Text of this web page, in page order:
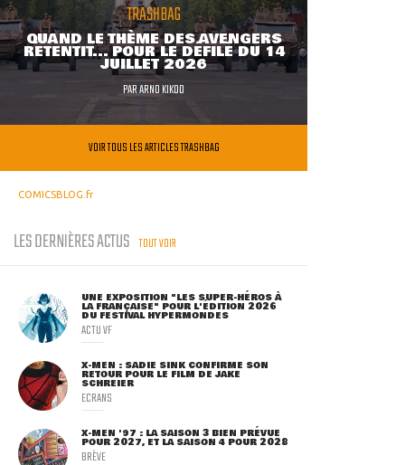
TRASHBAG
QUAND LE THÈME DES AVENGERS
RETENTIT... POUR LE DÉFILÉ DU 14
JUILLET 2026
PARARNO KIKOO
VOIR TOUS LES ARTICLES TRASHBAG
COMICSBLOG.fr
LES DERNIÈRES ACTUS TOUT VOIR
UNE EXPOSITION "LES SUPER-HÉROS À
LA FRANÇAISE" POUR L'ÉDITION 2026
DU FESTIVAL HYPERMONDES
ACTU VF
X-MEN : SADIE SINK CONFIRME SON
RETOUR POUR LE FILM DE JAKE
SCHREIER
ECRANS
X-MEN '97 : LA SAISON 3 BIEN PRÉVUE
POUR 2027, ET LA SAISON 4 POUR 2028
BRÈVE